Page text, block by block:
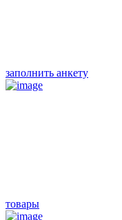
заполнить анкету
товары